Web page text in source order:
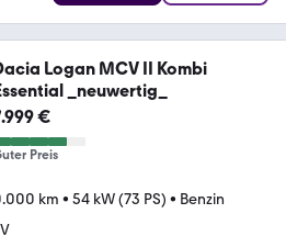
Logan MCV II Kombi
_neuwertig_
€
Preis
km • 54 kW (73 PS) • Benzin